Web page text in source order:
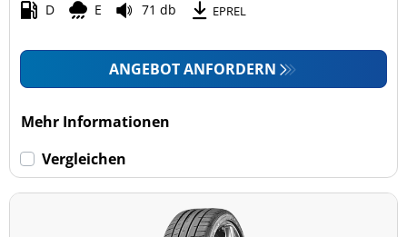
D E 71 db EPREL
ANGEBOT ANFORDERN
Mehr Informationen
Vergleichen